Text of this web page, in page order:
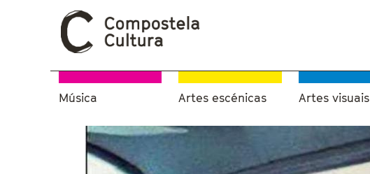
Música Artes escénicas Artes visuais